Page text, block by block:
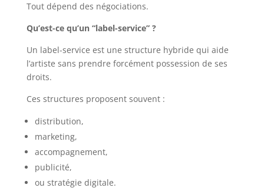
Tout dépend des négociations.
Qu’est-ce qu’un “label-service” ?
Un label-service est une structure hybride qui aide
l’artiste sans prendre forcément possession de ses
droits.
Ces structures proposent souvent :
distribution,
marketing,
accompagnement,
publicité,
ou stratégie digitale.